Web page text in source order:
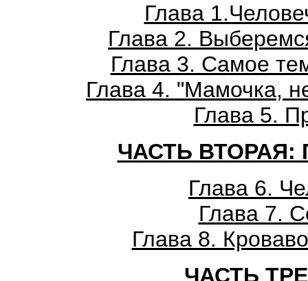
Глава
Глава 2.
Глава 3. Самое
Глава 4. "Мамочка,
Глава 5.
ЧАСТЬ
Глава 6.
Глава 7.
Глава 8.
ЧАСТЬ